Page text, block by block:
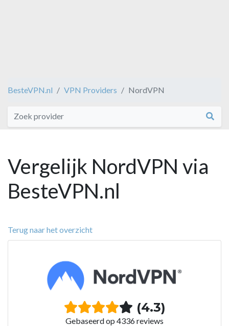
BesteVPN.nl VPN Providers NordVPN
Vergelijk NordVPN via
BesteVPN.nl
Terug naar het overzicht
(4.3)
Gebaseerd op 4336 reviews